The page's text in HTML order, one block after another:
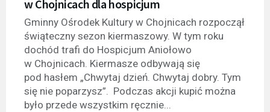
w Chojnicach dla hospicjum
Gminny Ośrodek Kultury w Chojnicach rozpoczął
świąteczny sezon kiermaszowy. W tym roku
dochód trafi do Hospicjum Aniołowo
w Chojnicach. Kiermasze odbywają się
pod hasłem „Chwytaj dzień. Chwytaj dobry. Tym
się nie poparzysz”. Podczas akcji kupić można
było przede wszystkim ręcznie...